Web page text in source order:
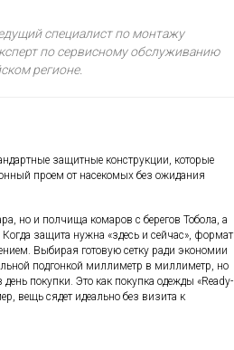
специалист по монтажу
по сервисному обслуживанию
регионе.
защитные конструкции, которые
проем от насекомых без ожидания
но и полчища комаров с берегов Тобола, а
защита нужна «здесь и сейчас», формат
Выбирая готовую сетку ради экономии
подгонкой миллиметр в миллиметр, но
покупки. Это как покупка одежды «Ready-
вещь сядет идеально без визита к